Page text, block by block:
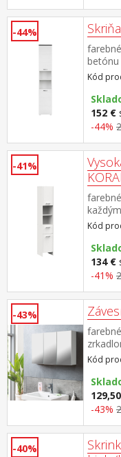
-44%
betónu
ku
a
Kód
152 €
-44%
-41%
na
Kód
134 €
-41%
-43%
Kód
-43%
-40%